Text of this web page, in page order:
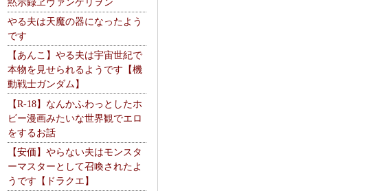
やる夫は天魔の器になったよう
です
【あんこ】やる夫は宇宙世紀で
本物を見せられるようです【機
動戦士ガンダム】
【R-18】なんかふわっとしたホ
ビー漫画みたいな世界観でエロ
をするお話
【安価】やらない夫はモンスタ
ーマスターとして召喚されたよ
うです【ドラクエ】